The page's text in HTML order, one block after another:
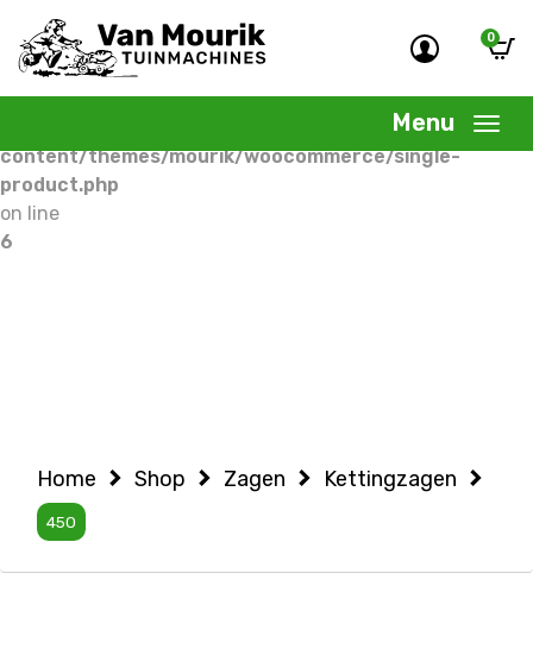
Warning
: Undefined variable $woocommercepage in
/home/allermedia/domains/vanmourik-
content/themes/mourik/woocommerce/single-
product.php
on line
6
0
Menu
Home Shop Zagen Kettingzagen
450